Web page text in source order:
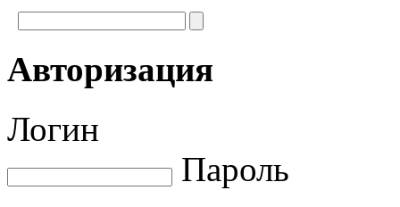
Авторизация
Логин
Пароль